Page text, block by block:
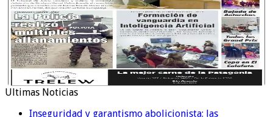
Ultimas Noticias
Inseguridad y garantismo abolicionista: las